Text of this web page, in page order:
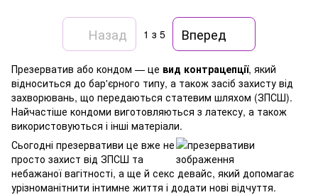
Назад 1 з 5 Вперед
Презерватив або кондом — це вид контрацепції, який
відноситься до бар'єрного типу, а також засіб захисту від
захворювань, що передаються статевим шляхом (ЗПСШ).
Найчастіше кондоми виготовляються з латексу, а також
використовуються і інші матеріали.
Сьогодні презервативи це вже не
просто захист від ЗПСШ та
небажаної вагітності, а ще й секс девайс, який допомагає
урізноманітнити інтимне життя і додати нові відчуття.